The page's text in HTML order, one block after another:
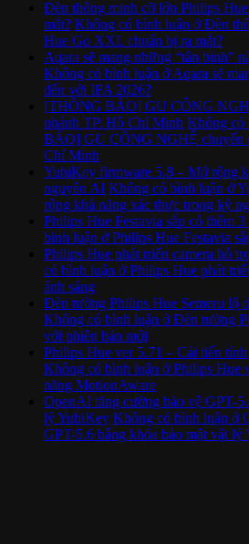
Đèn thông minh cỡ lớn Philips
mắt? Không có bình luận ở Đèn
Hue Go XXL chuẩn bị ra mắt?
Aqara sẽ mang những “tân binh”
Không có bình luận ở Aqara sẽ
đến với IFA 2026?
[THÔNG BÁO] GU CÔNG
nhánh TP. Hồ Chí Minh Không có
BÁO] GU CÔNG NGHỆ chuyển
Chí Minh
YubiKey firmware 5.8 – Mở rộng
nguyên AI Không có bình luận ở
rộng khả năng xác thực trong kỷ
Philips Hue Festavia sắp có thêm
bình luận ở Philips Hue Festavia
Philips Hue phát triển camera hỗ
có bình luận ở Philips Hue phát
ánh sáng
Đèn tường Philips Hue Semeru lộ
Không có bình luận ở Đèn tường
với phiên bản mới
Philips Hue ver 5.71 – Cải tiến
Không có bình luận ở Philips Hue
năng MotionAware
OpenAI tăng cường bảo vệ GPT-
lý YubiKey Không có bình luận ở
GPT-5.6 bằng khóa bảo mật vật lý